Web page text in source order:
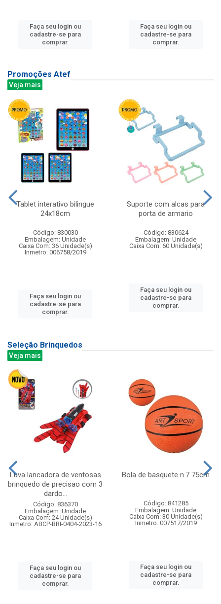
Faça seu login ou
cadastre-se para
comprar.
Faça seu login ou
cadastre-se para
comprar.
Promoções Atef
Veja mais
Tablet interativo bilingue
24x18cm
Código: 830030
Embalagem: Unidade
Caixa Com: 36 Unidade(s)
Inmetro: 006758/2019
Faça seu login ou
cadastre-se para
comprar.
Suporte com alcas para
porta de armario
Código: 830624
Embalagem: Unidade
Caixa Com: 60 Unidade(s)
Faça seu login ou
cadastre-se para
comprar.
Seleção Brinquedos
Veja mais
Luva lancadora de ventosas
brinquedo de precisao com 3
dardo...
Código: 836370
Embalagem: Unidade
Caixa Com: 24 Unidade(s)
Inmetro: ABCP-BRI-0404-2023-16
Faça seu login ou
cadastre-se para
comprar.
Bola de basquete n.7 75cm
Código: 841285
Embalagem: Unidade
Caixa Com: 30 Unidade(s)
Inmetro: 007517/2019
Faça seu login ou
cadastre-se para
comprar.